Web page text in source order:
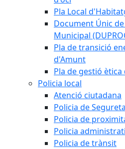
Pla Local
Document Únic
Municipal
Pla de transició
d'Amunt
Pla de gestió
Policia local
Atenció ciutadana
Policia de
Policia de
Policia
Policia de trànsit